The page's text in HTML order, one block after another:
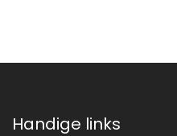
Handige links